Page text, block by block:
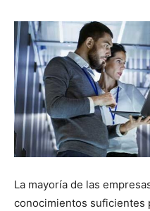
La mayoría de las
conocimientos suficientes